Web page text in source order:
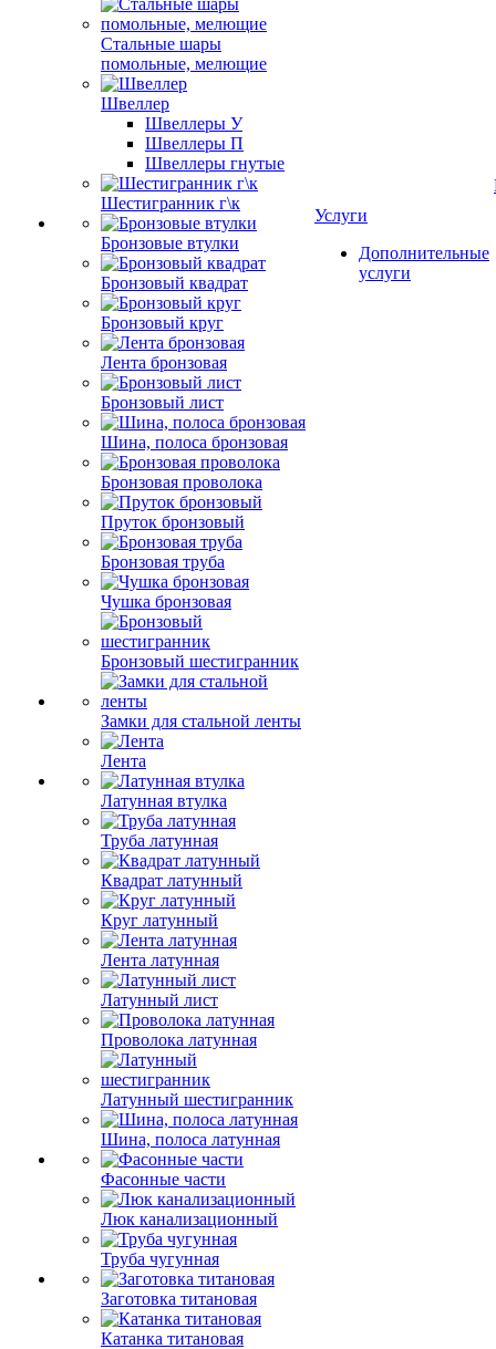
Стальные шары
помольные, мелющие
Швеллер
Швеллеры У
Швеллеры П
Швеллеры гнутые
Шестигранник г\к
Бронзовые втулки
Бронзовый квадрат
Бронзовый круг
Лента бронзовая
Бронзовый лист
Шина, полоса бронзовая
Бронзовая проволока
Пруток бронзовый
Бронзовая труба
Чушка бронзовая
Бронзовый шестигранник
Замки для стальной ленты
Лента
Латунная втулка
Труба латунная
Квадрат латунный
Круг латунный
Лента латунная
Латунный лист
Проволока латунная
Латунный шестигранник
Шина, полоса латунная
Фасонные части
Люк канализационный
Труба чугунная
Заготовка титановая
Катанка титановая
Услуги
Дополнительные
услуги